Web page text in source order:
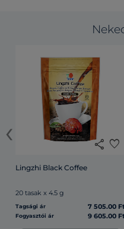
share favorite
Lingzhi Black Coffee
20 tasak x 4.5 g
Tagsági ár 7 505.00
Fogyasztói ár 9 605.00
‹